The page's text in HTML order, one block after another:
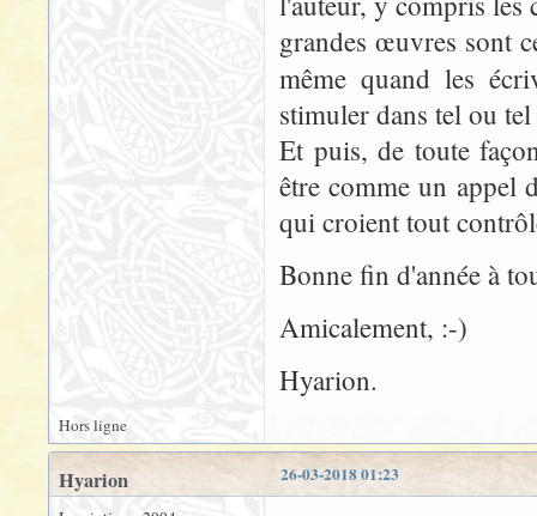
grandes œuvres sont
même quand les
stimuler dans tel ou
Et puis, de toute
être comme un appel
qui croient tout
Bonne fin d'année à
Amicalement, :-)
Hyarion.
Hors ligne
26-03-2018 01:23
Hyarion